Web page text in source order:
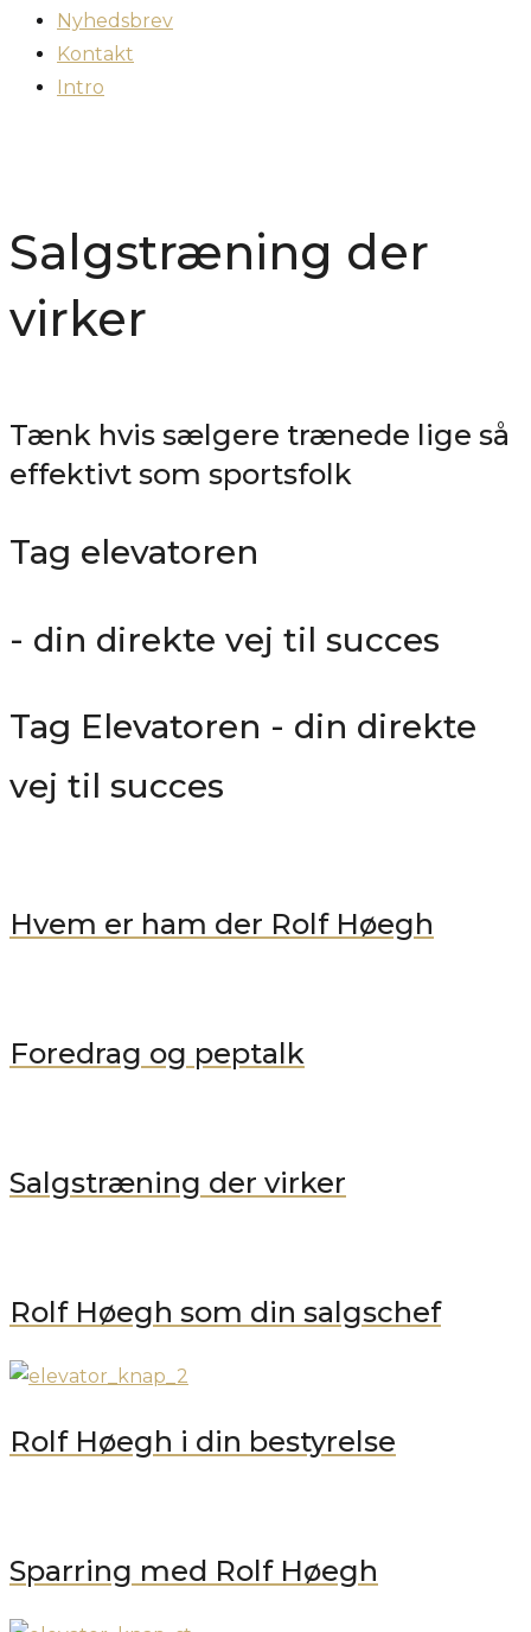
Nyhedsbrev
Kontakt
Intro
Salgstræning der
virker
Tænk hvis sælgere trænede lige så
effektivt som sportsfolk
Tag elevatoren
- din direkte vej til succes
Tag Elevatoren - din direkte
vej til succes
Hvem er ham der Rolf Høegh
Foredrag og peptalk
Salgstræning der virker
Rolf Høegh som din salgschef
Rolf Høegh i din bestyrelse
Sparring med Rolf Høegh